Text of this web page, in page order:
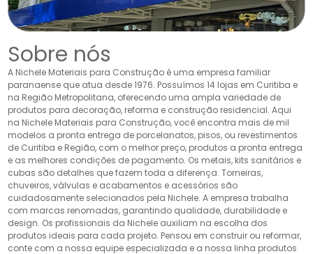
Sobre nós
A Nichele Materiais para Construção é uma empresa familiar
paranaense que atua desde 1976. Possuímos 14 lojas em Curitiba e
na Região Metropolitana, oferecendo uma ampla variedade de
produtos para decoração, reforma e construção residencial. Aqui
na Nichele Materiais para Construção, você encontra mais de mil
modelos a pronta entrega de porcelanatos, pisos, ou revestimentos
de Curitiba e Região, com o melhor preço, produtos a pronta entrega
e as melhores condições de pagamento. Os metais, kits sanitários e
cubas são detalhes que fazem toda a diferença. Torneiras,
chuveiros, válvulas e acabamentos e acessórios são
cuidadosamente selecionados pela Nichele. A empresa trabalha
com marcas renomadas, garantindo qualidade, durabilidade e
design. Os profissionais da Nichele auxiliam na escolha dos
produtos ideais para cada projeto. Pensou em construir ou reformar,
conte com a nossa equipe especializada e a nossa linha produtos